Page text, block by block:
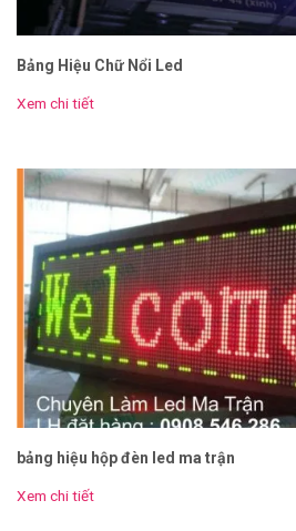
Bảng Hiệu Chữ Nổi Led
Xem chi tiết
bảng hiệu hộp đèn led ma trận
Xem chi tiết